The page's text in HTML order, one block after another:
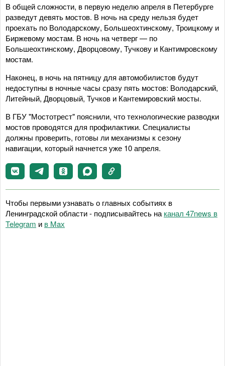
В общей сложности, в первую неделю апреля в Петербурге
разведут девять мостов. В ночь на среду нельзя будет
проехать по Володарскому, Большеохтинскому, Троицкому и
Биржевому мостам. В ночь на четверг — по
Большеохтинскому, Дворцовому, Тучкову и Кантимровскому
мостам.
Наконец, в ночь на пятницу для автомобилистов будут
недоступны в ночные часы сразу пять мостов: Володарский,
Литейный, Дворцовый, Тучков и Кантемировский мосты.
В ГБУ "Мостотрест" пояснили, что технологические разводки
мостов проводятся для профилактики. Специалисты
должны проверить, готовы ли механизмы к сезону
навигации, который начнется уже 10 апреля.
Чтобы первыми узнавать о главных событиях в
Ленинградской области - подписывайтесь на канал 47news в
Telegram и в Maх